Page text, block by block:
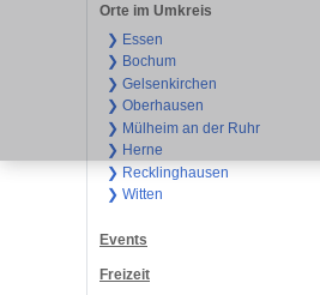
Orte im Umkreis
❯ Essen
❯ Bochum
❯ Gelsenkirchen
❯ Oberhausen
❯ Mülheim an der Ruhr
❯ Herne
❯ Recklinghausen
❯ Witten
Events
Freizeit